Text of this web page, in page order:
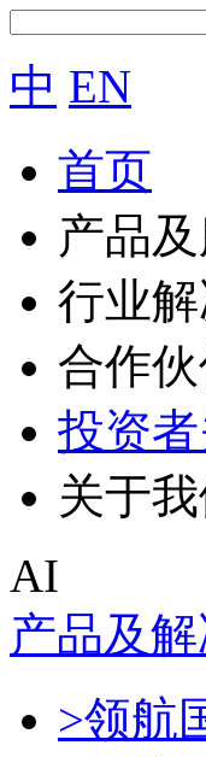
中 EN
首页
产品
行业
合作
投资
关于
AI
产品及
>领航